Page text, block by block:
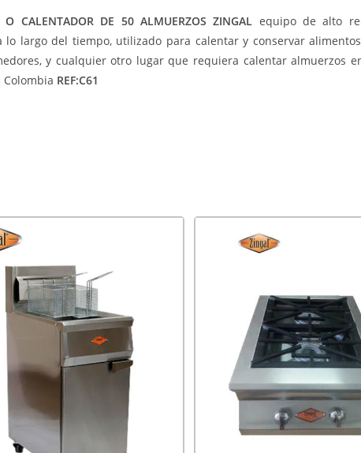
O CALENTADOR DE 50 ALMUERZOS ZINGAL equipo de alto
lo largo del tiempo, utilizado para calentar y conservar
y cualquier otro lugar que requiera calentar almuerzos
REF:C61